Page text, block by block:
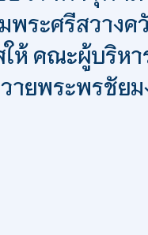
พระศรีสวาง
ห้ คณะผู้บริห
ายพระพรชัย